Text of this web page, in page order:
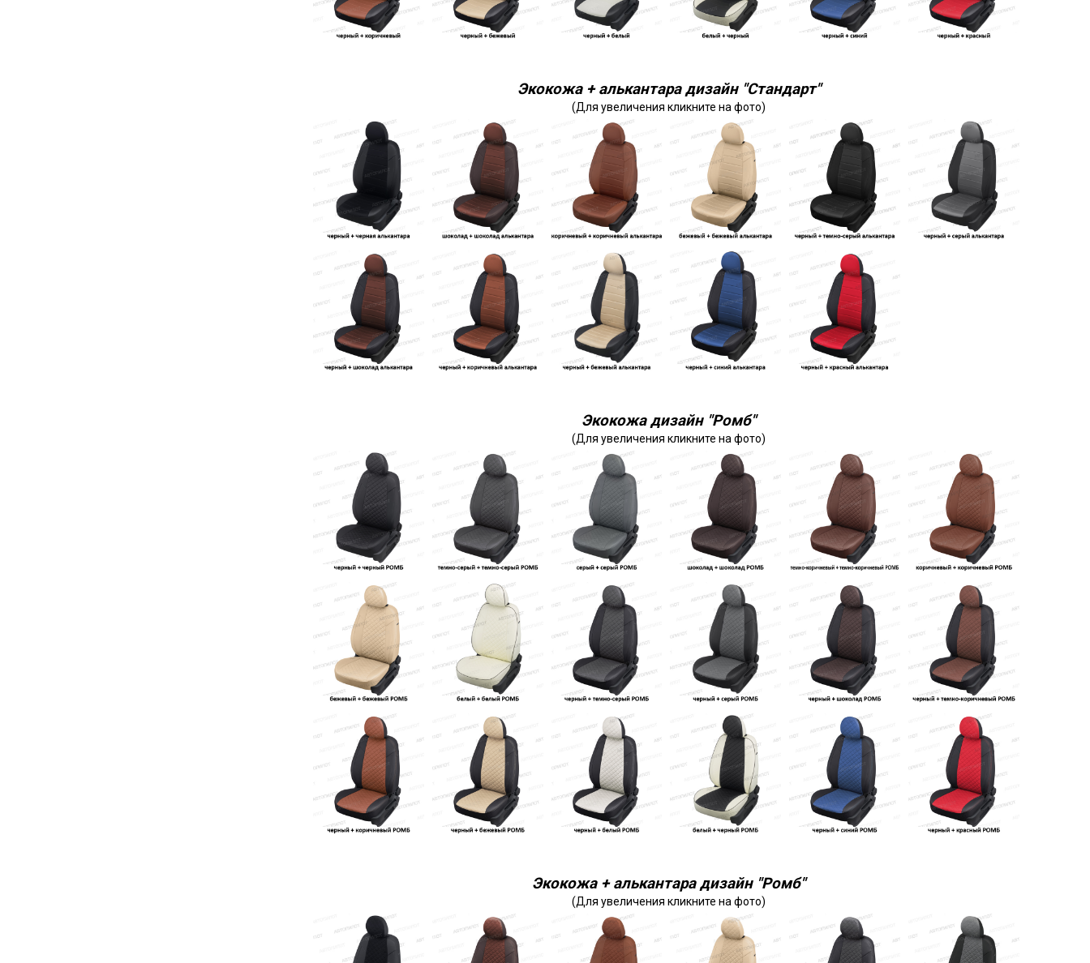
Экокожа + алькантара дизайн "Стандарт"
(Для увеличения кликните на фото)
Экокожа дизайн "Ромб"
(Для увеличения кликните на фото)
Экокожа + алькантара дизайн "Ромб"
(Для увеличения кликните на фото)